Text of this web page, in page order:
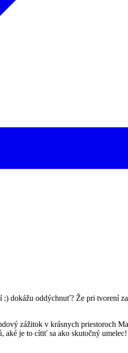
dokážu oddýchnuť? Že pri tvorení
zážitok v krásnych priestoroch
aké je to cítiť sa ako skutočný umelec!